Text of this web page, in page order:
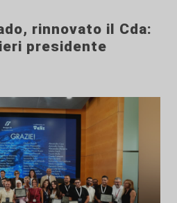
rinnovato il Cda:
presidente